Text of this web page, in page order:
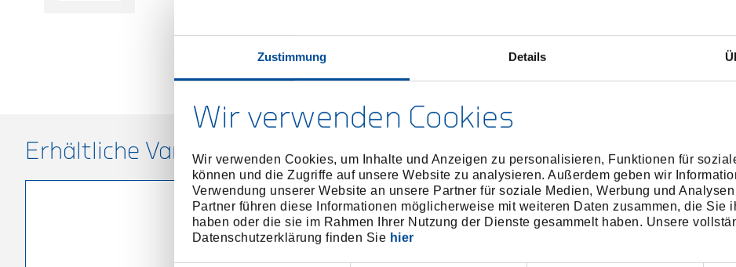
Zustimmung Details
Wir verwenden Cookies
Wir verwenden Cookies, um Inhalte und Anzeigen zu personalisieren, Funktionen für
können und die Zugriffe auf unsere Website zu analysieren. Außerdem geben wir
Verwendung unserer Website an unsere Partner für soziale Medien, Werbung und
Partner führen diese Informationen möglicherweise mit weiteren Daten zusammen, die Sie
haben oder die sie im Rahmen Ihrer Nutzung der Dienste gesammelt haben. Unsere
Datenschutzerklärung finden Sie hier
Erhältliche Varianten